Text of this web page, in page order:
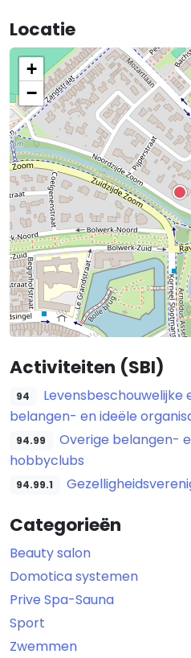
Locatie
+
−
Activiteiten (SBI)
94
Levensbeschouwelijke
belangen- en ideële
94.99
Overige belangen-
hobbyclubs
94.99.1
Categorieën
Beauty salon
Domotica systemen
Prive Spa-Sauna
Sport
Zwemmen